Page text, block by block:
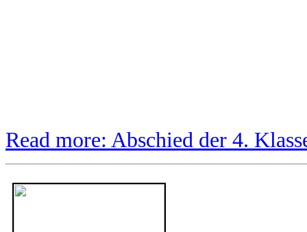
Read more: Abschied der 4.